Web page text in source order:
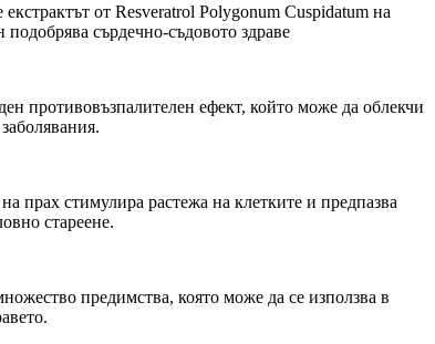
от Resveratrol Polygonum Cuspidatum на
сърдечно-съдовото здраве
противовъзпалителен ефект, който може да облекчи
прах стимулира растежа на клетките и предпазва
стареене.
предимства, която може да се използва в